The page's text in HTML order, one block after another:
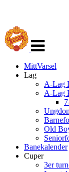
navigasjon
MittVarsel
Lag
A-Lag
A-Lag
Old
Banekalender
Cuper
3er